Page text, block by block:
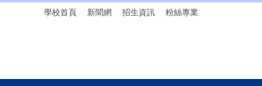
學校首頁 新聞網 招生資訊 粉絲專業